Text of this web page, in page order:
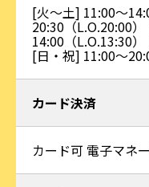
[火～土] 11:00～
20:30（L.O.20:00
14:00（L.O.13:30）
[日・祝] 11:00～
カード決済
カード可 電子マネ